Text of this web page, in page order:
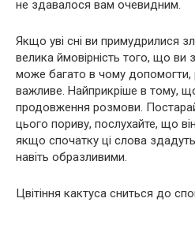
не здавалося вам очевидним.
Якщо уві сні ви примудрилися
велика ймовірність того, що ви
може багато в чому допомогти,
важливе. Найприкріше в тому,
продовження розмови.
цього пориву, послухайте, що
якщо спочатку ці слова
навіть образливими.
Цвітіння кактуса сниться до